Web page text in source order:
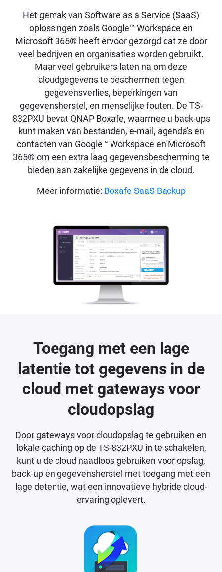
Het gemak van Software as a Service (SaaS)
oplossingen zoals Google™ Workspace en
Microsoft 365® heeft ervoor gezorgd dat ze door
veel bedrijven en organisaties worden gebruikt.
Maar veel gebruikers laten na om deze
cloudgegevens te beschermen tegen
gegevensverlies, beperkingen van
gegevensherstel, en menselijke fouten. De TS-
832PXU bevat QNAP Boxafe, waarmee u back-ups
kunt maken van bestanden, e-mail, agenda's en
contacten van Google™ Workspace en Microsoft
365® om een extra laag gegevensbescherming te
bieden aan zakelijke gegevens in de cloud.
Meer informatie: Boxafe SaaS Backup
Toegang met een lage
latentie tot gegevens in de
cloud met gateways voor
cloudopslag
Door gateways voor cloudopslag te gebruiken en
lokale caching op de TS-832PXU in te schakelen,
kunt u de cloud naadloos gebruiken voor opslag,
back-up en gegevensherstel met toegang met een
lage detentie, wat een innovatieve hybride cloud-
ervaring oplevert.